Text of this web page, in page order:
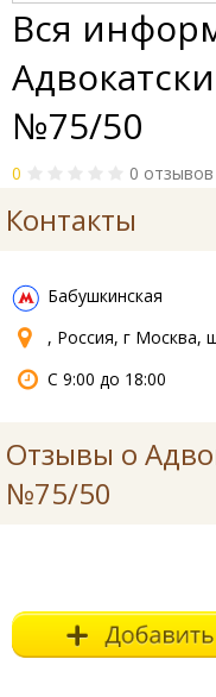
Вся
№75/50
0 0 отзывов
Контакты
Бабушкинская
, Россия, г Москва,
С 9:00 до 18:00
Отзывы о
№75/50